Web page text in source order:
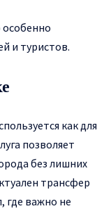
и туристов.
как для
позволяет
без лишних
трансфер
где важно не